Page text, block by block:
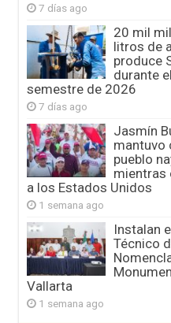
7 días ago
20 mil
litros de
produce
durante
semestre de 2026
7 días ago
Jasmín
mantuvo
pueblo
mientras
a los Estados Unidos
1 semana ago
Instalan
Técnico
Vallarta
1 semana ago